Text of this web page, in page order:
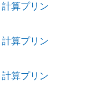
算プリン
算プリン
算プリン